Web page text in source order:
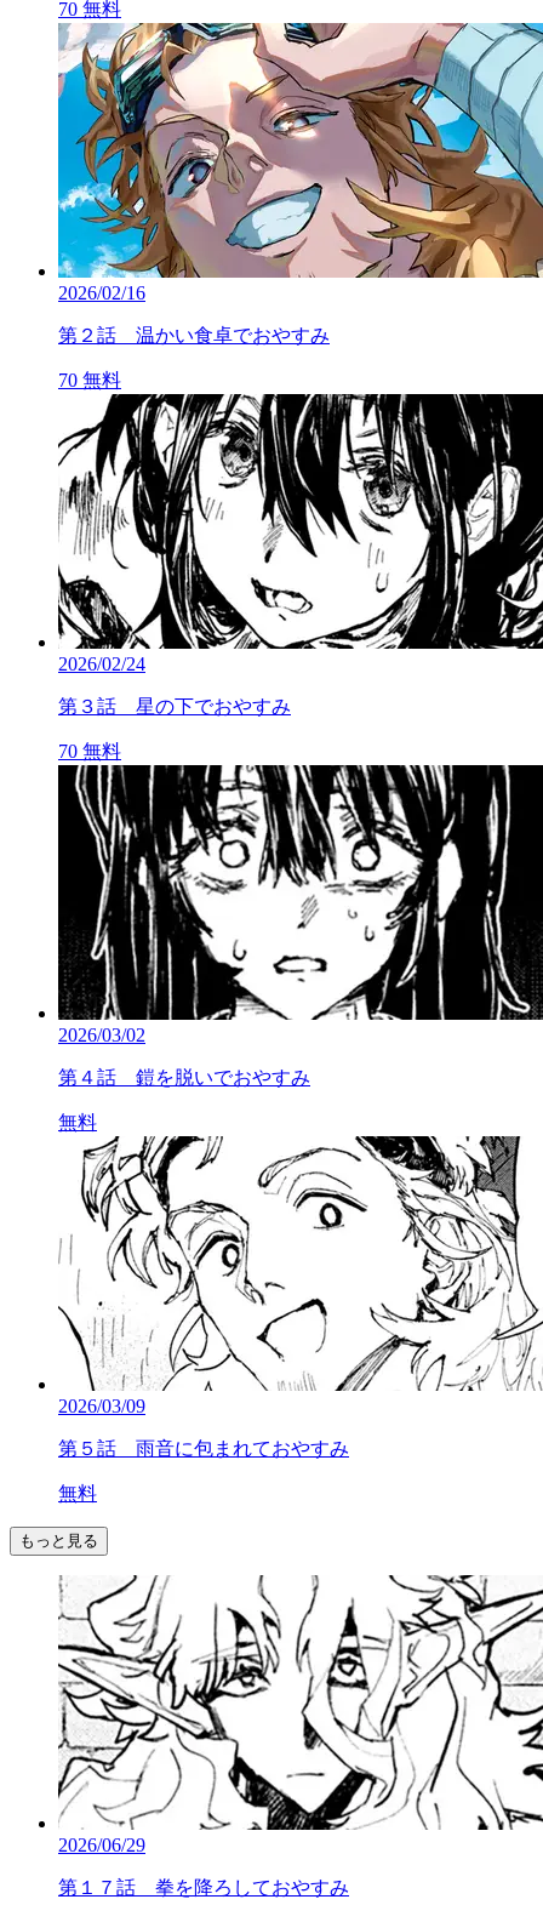
70 無料
2026/02/16
第２話 温かい食卓でおやすみ
70 無料
2026/02/24
第３話 星の下でおやすみ
70 無料
2026/03/02
第４話 鎧を脱いでおやすみ
無料
2026/03/09
第５話 雨音に包まれておやすみ
無料
もっと見る
2026/06/29
第１７話 拳を降ろしておやすみ